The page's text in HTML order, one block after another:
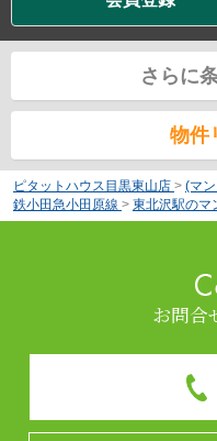
さらに
物件
ピタットハウス目黒東山店 > (マ
鉄小田急小田原線 > 東北沢駅のマ
お問合